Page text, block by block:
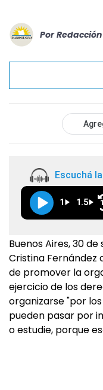
Por
Escuchá
1 1.5
Buenos Aires, 30
Cristina Fernández
de promover la
ejercicio de los
organizarse "por
pueden pasar por
o estudie, porque